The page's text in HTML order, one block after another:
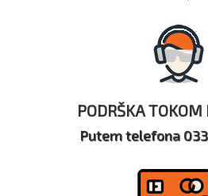
PODRŠKA TOKOM
Putem telefona